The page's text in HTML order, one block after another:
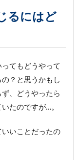
るにはど
てもどうやって
？と思うかもし
、どうやったら
たのですが…。
いことだったの